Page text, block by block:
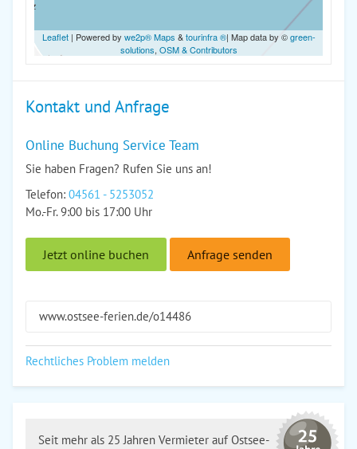
Leaflet| Powered by we2p® Maps &tourinfra ®| Map data by ©green-
solutions, OSM & Contributors
Kontakt und Anfrage
Online Buchung Service Team
Sie haben Fragen? Rufen Sie uns an!
Telefon: 04561 - 5253052
Mo.-Fr. 9:00 bis 17:00 Uhr
Jetzt online buchen Anfrage senden
www.ostsee-ferien.de/o14486
Rechtliches Problem melden
Seit mehr als 25 Jahren Vermieter auf Ostsee-